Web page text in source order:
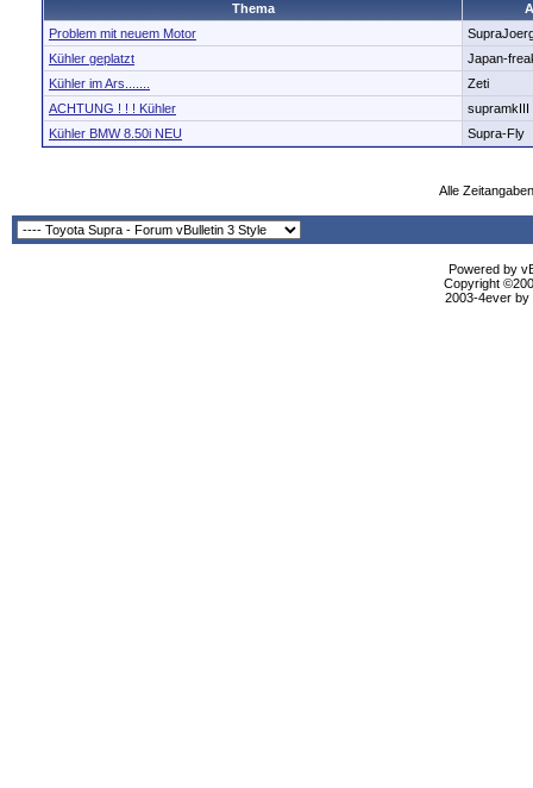
Thema
Problem mit neuem Motor
Kühler geplatzt
Japan-
Kühler im Ars.......
Zeti
ACHTUNG ! ! ! Kühler
supramkIII
Kühler BMW 8.50i NEU
Supra-Fly
Alle
Powered by
Copyright
2003-4ever by